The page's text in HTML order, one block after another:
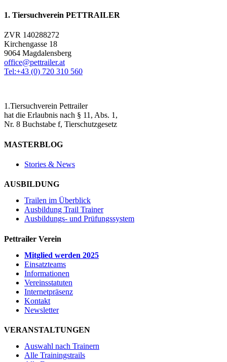
1. Tiersuchverein PETTRAILER
ZVR 140288272
Kirchengasse 18
9064 Magdalensberg
office@pettrailer.at
Tel:+43 (0) 720 310 560
1.Tiersuchverein Pettrailer
hat die Erlaubnis nach § 11, Abs. 1,
Nr. 8 Buchstabe f, Tierschutzgesetz
MASTERBLOG
Stories & News
AUSBILDUNG
Trailen im Überblick
Ausbildung Trail Trainer
Ausbildungs- und Prüfungssystem
Pettrailer Verein
Mitglied werden 2025
Einsatzteams
Informationen
Vereinsstatuten
Internetpräsenz
Kontakt
Newsletter
VERANSTALTUNGEN
Auswahl nach Trainern
Alle Trainingstrails